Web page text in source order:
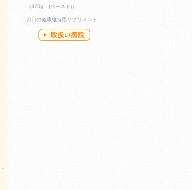
（375g (ペースト)）
お口の健康維持用サプリメント